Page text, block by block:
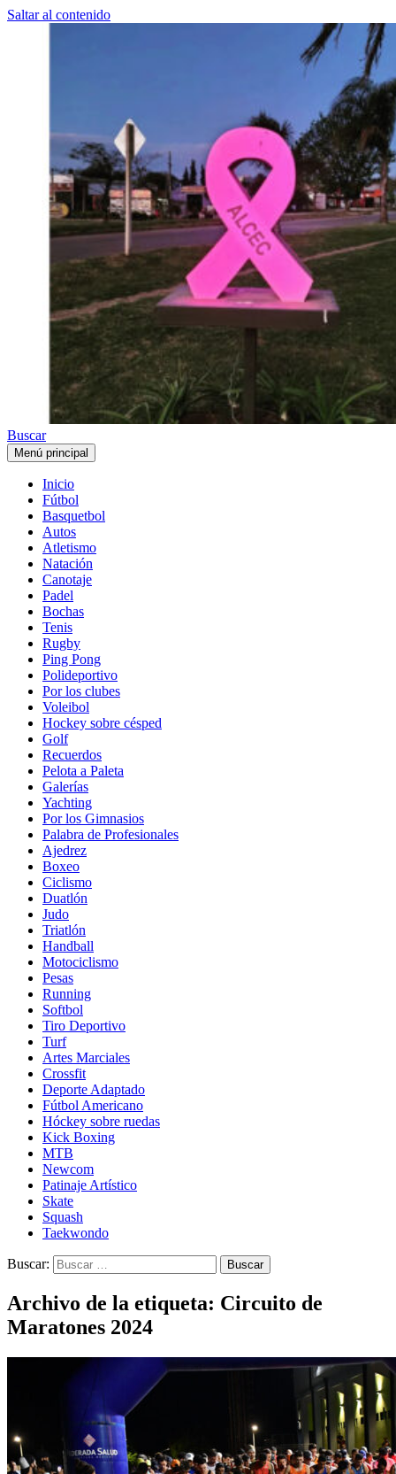
Saltar al contenido
Buscar
Menú principal
Inicio
Fútbol
Basquetbol
Autos
Atletismo
Natación
Canotaje
Padel
Bochas
Tenis
Rugby
Ping Pong
Polideportivo
Por los clubes
Voleibol
Hockey sobre césped
Golf
Recuerdos
Pelota a Paleta
Galerías
Yachting
Por los Gimnasios
Palabra de Profesionales
Ajedrez
Boxeo
Ciclismo
Duatlón
Judo
Triatlón
Handball
Motociclismo
Pesas
Running
Softbol
Tiro Deportivo
Turf
Artes Marciales
Crossfit
Deporte Adaptado
Fútbol Americano
Hóckey sobre ruedas
Kick Boxing
MTB
Newcom
Patinaje Artístico
Skate
Squash
Taekwondo
Buscar:
Archivo de la etiqueta: Circuito de
Maratones 2024